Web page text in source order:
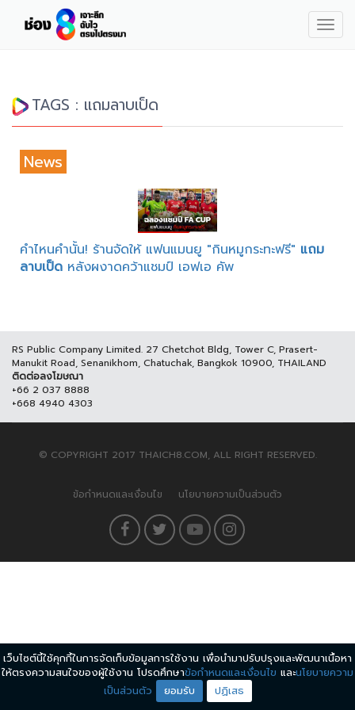
TAGS : แถมลาบเป็ด
News
คำไหนคำนั้น! ร้านจัดให้ แฟนแมนยู "กินหมูกระทะฟรี" แถม
ลาบเป็ด หลังผงาดคว้าแชมป์ เอฟเอ คัพ
RS Public Company Limited. 27 Chetchot Bldg, Tower C, Prasert-
Manukit Road, Senanikhom, Chatuchak, Bangkok 10900, THAILAND
ติดต่อลงโฆษณา
+66 2 037 8888
+668 4940 4303
© COPYRIGHT 2017 THAICH8.COM, ALL RIGHT RESERVED.
ข้อกำหนดและเงื่อนไข นโยบายความเป็นส่วนตัว
เว็บไซต์นี้ใช้คุกกี้ในการจัดเก็บข้อมูลการใช้งาน เพื่อนำมาปรับปรุงและพัฒนาเนื้อหา
ให้ตรงความสนใจของผู้ใช้งาน โปรดศึกษาข้อกำหนดและเงื่อนไข และนโยบายความ
เป็นส่วนตัว
ยอมรับ ปฏิเสธ